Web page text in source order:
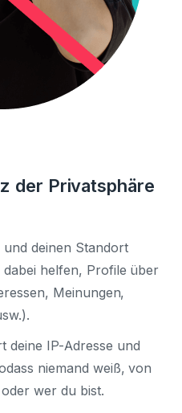
der Privatsphäre
und deinen Standort
helfen, Profile über
Meinungen,
deine IP-Adresse und
niemand weiß, von
wer du bist.